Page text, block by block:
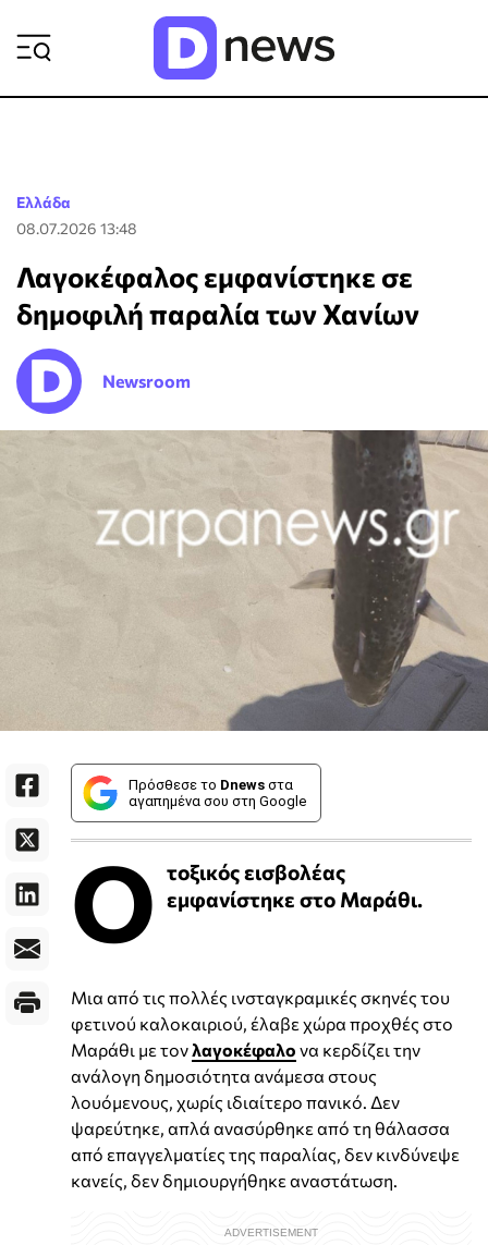
Ελλάδα
08.07.2026 13:48
Λαγοκέφαλος εμφανίστηκε σε
δημοφιλή παραλία των Χανίων
Newsroom
Πρόσθεσε το Dnews στα
αγαπημένα σου στη Google
Ο τοξικός εισβολέας
εμφανίστηκε στο Μαράθι.
Μια από τις πολλές ινσταγκραμικές σκηνές του
φετινού καλοκαιριού, έλαβε χώρα προχθές στο
Μαράθι με τον λαγοκέφαλο να κερδίζει την
ανάλογη δημοσιότητα ανάμεσα στους
λουόμενους, χωρίς ιδιαίτερο πανικό. Δεν
ψαρεύτηκε, απλά ανασύρθηκε από τη θάλασσα
από επαγγελματίες της παραλίας, δεν κινδύνεψε
κανείς, δεν δημιουργήθηκε αναστάτωση.